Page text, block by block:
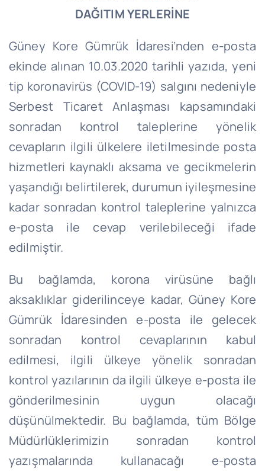
DAĞITIM YERLERİNE
Güney Kore Gümrük İdaresi’nden e-posta
ekinde alınan 10.03.2020 tarihli yazıda, yeni
tip koronavirüs (COVID-19) salgını nedeniyle
Serbest Ticaret Anlaşması kapsamındaki
sonradan kontrol taleplerine yönelik
cevapların ilgili ülkelere iletilmesinde posta
hizmetleri kaynaklı aksama ve gecikmelerin
yaşandığı belirtilerek, durumun iyileşmesine
kadar sonradan kontrol taleplerine yalnızca
e-posta ile cevap verilebileceği ifade
edilmiştir.
Bu bağlamda, korona virüsüne bağlı
aksaklıklar giderilinceye kadar, Güney Kore
Gümrük İdaresinden e-posta ile gelecek
sonradan kontrol cevaplarının kabul
edilmesi, ilgili ülkeye yönelik sonradan
kontrol yazılarının da ilgili ülkeye e-posta ile
gönderilmesinin uygun olacağı
düşünülmektedir. Bu bağlamda, tüm Bölge
Müdürlüklerimizin sonradan kontrol
yazışmalarında kullanacağı e-posta